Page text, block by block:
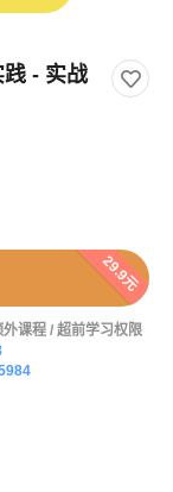
- 实战
29.9元
课程 / 超前学习权限